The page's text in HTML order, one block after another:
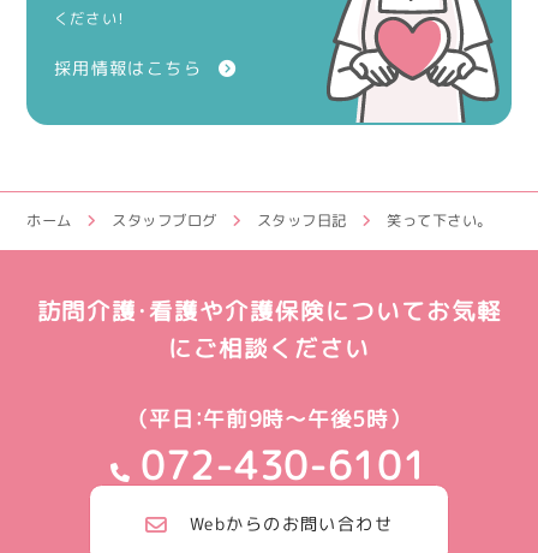
ください！
採用情報はこちら
ホーム スタッフブログ スタッフ日記 笑って下さい。
訪問介護・看護や介護保険についてお気軽
にご相談ください
（平日：午前9時～午後5時）
072-430-6101
Webからのお問い合わせ